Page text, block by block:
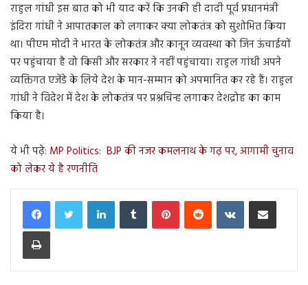
राहुल गांधी इस बात को भी याद करें कि उनकी ही दादी पूर्व प्रधानमंत्री
इंदिरा गांधी ने आपातकाल को लगाकर क्या लोकतंत्र को सुशोभित किया
था। पीएम मोदी ने भारत के लोकतंत्र और कानून व्यवस्था को जिन ऊंचाईयों
पर पहुंचाया है वो किसी और सरकार ने नहीं पहुंचाया। राहुल गांधी अपने
व्यक्तिगत एजेंडे के लिये देश के मान-सम्मान को अपमानित कर रहे हैं। राहुल
गांधी ने विदेश में देश के लोकतंत्र पर प्रश्नचिन्ह लगाकर देशद्रोह का काम
किया है।
ये भी पढ़े: MP Politics: BJP की नजर कमलनाथ के गढ़ पर, आगामी चुनाव
को लेकर ये है रणनीति
LinkedInTumblr PinterestReddit VKontakteShare via Email
Print